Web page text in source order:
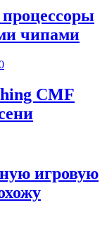
чипами
CMF
игровую